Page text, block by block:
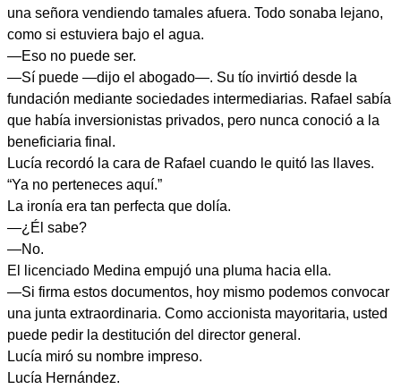
una señora vendiendo tamales afuera. Todo sonaba lejano,
como si estuviera bajo el agua.
—Eso no puede ser.
—Sí puede —dijo el abogado—. Su tío invirtió desde la
fundación mediante sociedades intermediarias. Rafael sabía
que había inversionistas privados, pero nunca conoció a la
beneficiaria final.
Lucía recordó la cara de Rafael cuando le quitó las llaves.
“Ya no perteneces aquí.”
La ironía era tan perfecta que dolía.
—¿Él sabe?
—No.
El licenciado Medina empujó una pluma hacia ella.
—Si firma estos documentos, hoy mismo podemos convocar
una junta extraordinaria. Como accionista mayoritaria, usted
puede pedir la destitución del director general.
Lucía miró su nombre impreso.
Lucía Hernández.